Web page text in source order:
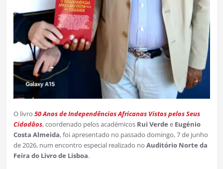
O livro 50 Anos de Independências Africanas Vistos pelos Seus
Cidadãos,coordenado pelos académicos Rui Verde e Eugénio
Costa Almeida, foi apresentado no passado domingo, 7 de junho
de 2026, num encontro especial realizado no Auditório Norte da
Feira do Livro de Lisboa.